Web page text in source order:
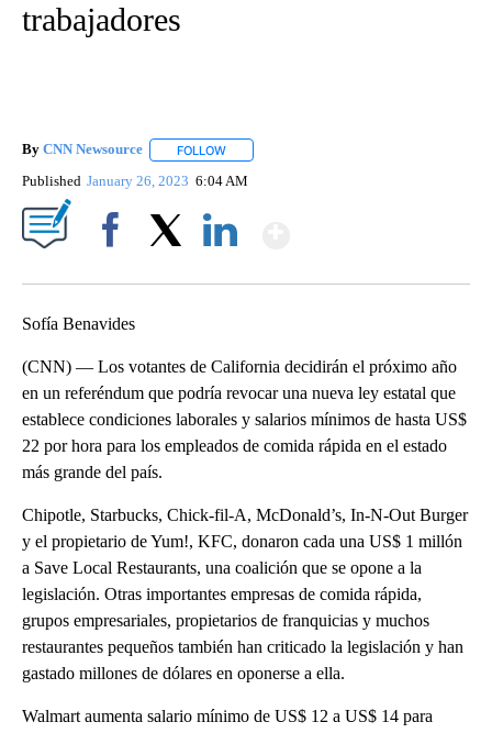
trabajadores
By CNN Newsource FOLLOW
Published January 26, 2023 6:04 AM
Sofía Benavides
(CNN) — Los votantes de California decidirán el próximo año
en un referéndum que podría revocar una nueva ley estatal que
establece condiciones laborales y salarios mínimos de hasta US$
22 por hora para los empleados de comida rápida en el estado
más grande del país.
Chipotle, Starbucks, Chick-fil-A, McDonald’s, In-N-Out Burger
y el propietario de Yum!, KFC, donaron cada una US$ 1 millón
a Save Local Restaurants, una coalición que se opone a la
legislación. Otras importantes empresas de comida rápida,
grupos empresariales, propietarios de franquicias y muchos
restaurantes pequeños también han criticado la legislación y han
gastado millones de dólares en oponerse a ella.
Walmart aumenta salario mínimo de US$ 12 a US$ 14 para